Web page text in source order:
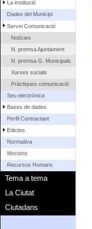
La institució
Dades del Municipi
Servei Comunicació
Notícies
N. premsa Ajuntament
N. premsa G. Municipals
Xarxes socials
Pràctiques comunicació
Seu electrònica
Bases de dades
Perfil Contractant
Edictes
Normativa
Mocions
Recursos Humans
Tema a tema
La Ciutat
Ciutadans